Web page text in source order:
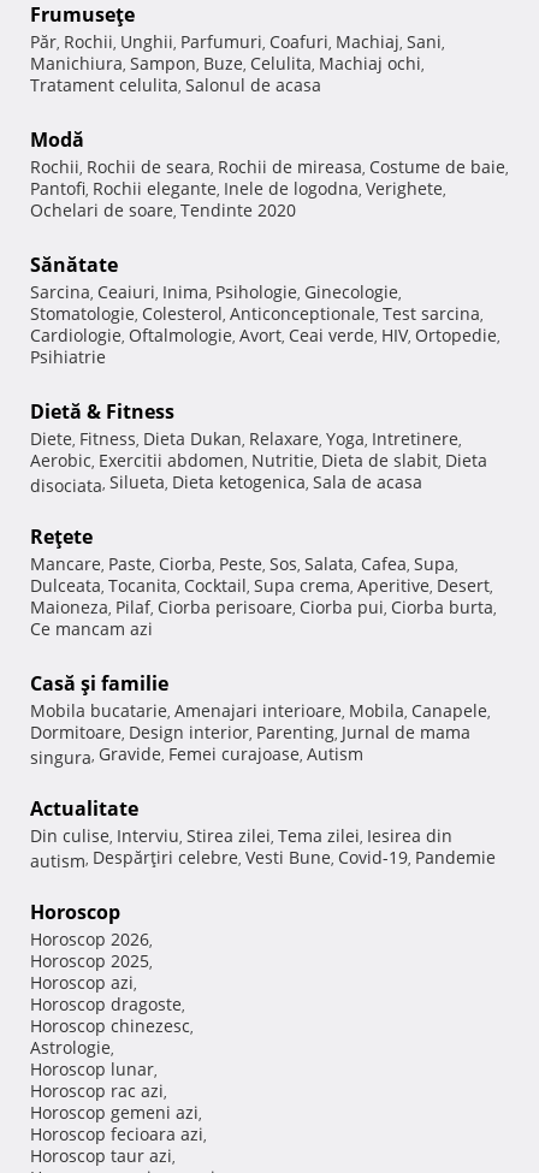
Frumuseţe
Păr, Rochii, Unghii, Parfumuri, Coafuri, Machiaj, Sani,
Manichiura, Sampon, Buze, Celulita, Machiaj ochi,
Tratament celulita, Salonul de acasa
Modă
Rochii, Rochii de seara, Rochii de mireasa, Costume de baie,
Pantofi, Rochii elegante, Inele de logodna, Verighete,
Ochelari de soare, Tendinte 2020
Sănătate
Sarcina, Ceaiuri, Inima, Psihologie, Ginecologie,
Stomatologie, Colesterol, Anticonceptionale, Test sarcina,
Cardiologie, Oftalmologie, Avort, Ceai verde, HIV, Ortopedie,
Psihiatrie
Dietă & Fitness
Diete, Fitness, Dieta Dukan, Relaxare, Yoga, Intretinere,
Aerobic, Exercitii abdomen, Nutritie, Dieta de slabit, Dieta
disociata, Silueta, Dieta ketogenica, Sala de acasa
Reţete
Mancare, Paste, Ciorba, Peste, Sos, Salata, Cafea, Supa,
Dulceata, Tocanita, Cocktail, Supa crema, Aperitive, Desert,
Maioneza, Pilaf, Ciorba perisoare, Ciorba pui, Ciorba burta,
Ce mancam azi
Casă şi familie
Mobila bucatarie, Amenajari interioare, Mobila, Canapele,
Dormitoare, Design interior, Parenting, Jurnal de mama
singura, Gravide, Femei curajoase, Autism
Actualitate
Din culise, Interviu, Stirea zilei, Tema zilei, Iesirea din
autism, Despărţiri celebre, Vesti Bune, Covid-19, Pandemie
Horoscop
Horoscop 2026,
Horoscop 2025,
Horoscop azi,
Horoscop dragoste,
Horoscop chinezesc,
Astrologie,
Horoscop lunar,
Horoscop rac azi,
Horoscop gemeni azi,
Horoscop fecioara azi,
Horoscop taur azi,